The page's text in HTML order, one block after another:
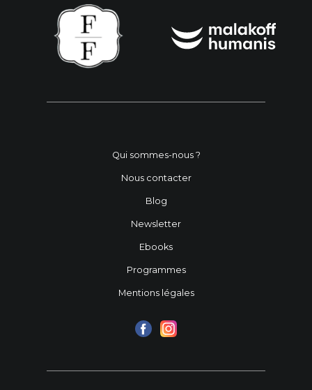
Qui sommes-nous ?
Nous contacter
Blog
Newsletter
Ebooks
Programmes
Mentions légales